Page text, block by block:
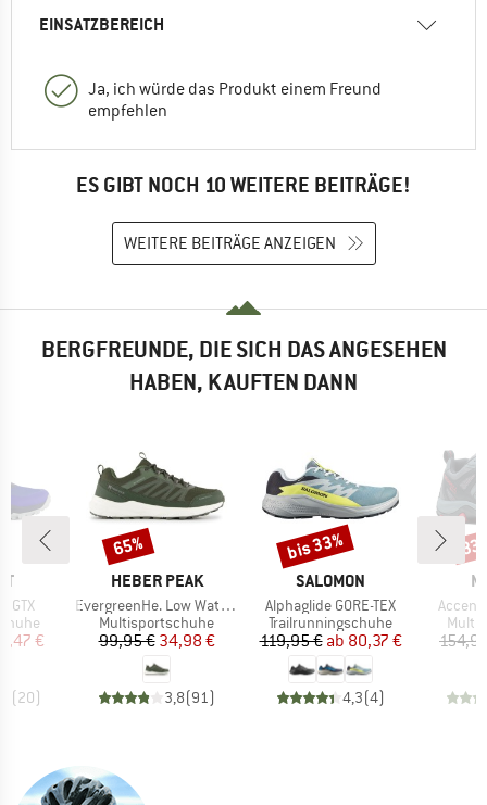
EINSATZBEREICH
Ja, ich würde das Produkt einem Freund
empfehlen
ES GIBT NOCH 10 WEITERE BEITRÄGE!
WEITERE BEITRÄGE ANZEIGEN
BERGFREUNDE, DIE SICH DAS ANGESEHEN
HABEN, KAUFTEN DANN
GTX
Preis
€
(20)
MARKE
HEBER PEAK
Artikel
EvergreenHe. Low Waterproof
Produktgruppe
Multisportschuhe
Preis
99,95 €reduzierter Preis
34,98 €
3,8(91)
Rabatt
65%
MARKE
SALOMON
Artikel
Alphaglide GORE-TEX
Produktgruppe
Trailrunningschuhe
Preis
119,95 € reduzierter Preis
ab 80,37 €
4,3(4)
Rabatt
bis 33%
Artikel